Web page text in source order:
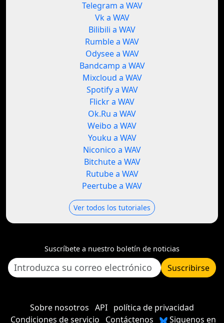
Telegram a WAV
Vk a WAV
Bilibili a WAV
Rumble a WAV
Odysee a WAV
Bandcamp a WAV
Mixcloud a WAV
Spotify a WAV
Flickr a WAV
Ok.Ru a WAV
Weibo a WAV
Youku a WAV
Niconico a WAV
Bitchute a WAV
Rutube a WAV
Peertube a WAV
Ver todos los tutoriales
Suscríbete a nuestro boletín de noticias
Suscribirse
Sobre nosotros API política de privacidad
Condiciones de servicio
Contáctenos Siguenos en